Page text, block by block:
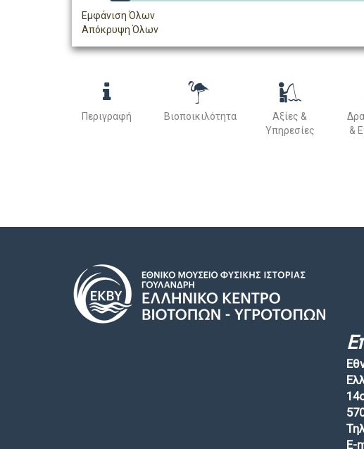
Εμφάνιση Όλων
Απόκρυψη Όλων
Περιγραφή Βιοποικιλότητα
Αξίες &
Υπηρεσίες
&
E-